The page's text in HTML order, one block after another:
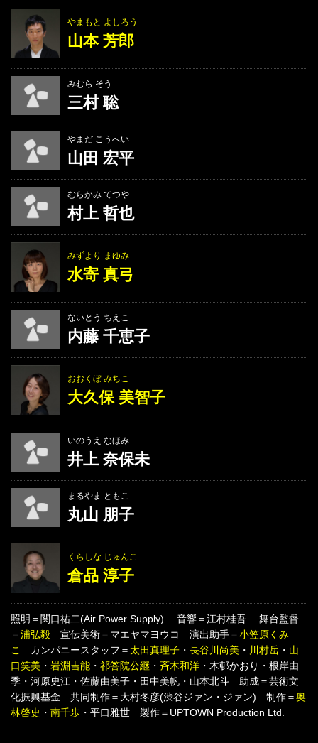
やまもと よしろう
山本 芳郎
みむら そう
三村 聡
やまだ こうへい
山田 宏平
むらかみ てつや
村上 哲也
みずより まゆみ
水寄 真弓
ないとう ちえこ
内藤 千恵子
おおくぼ みちこ
大久保 美智子
いのうえ なほみ
井上 奈保未
まるやま ともこ
丸山 朋子
くらしな じゅんこ
倉品 淳子
照明＝関口祐二(Air Power Supply) 音響＝江村桂吾 舞台監督
＝浦弘毅 宣伝美術＝マエヤマヨウコ 演出助手＝小笠原くみ
こ
カンパニースタッフ＝ 太田真理子 ・ 長谷川尚美 ・ 川村岳 ・ 山
口笑美 ・ 岩淵吉能 ・ 祁答院公継 ・ 斉木和洋 ・木邨かおり・根岸由
季・河原史江・佐藤由美子・田中美帆・山本北斗 助成＝芸術文
化振興基金 共同制作＝大村冬彦(渋谷ジァン・ジァン) 制作＝奥
林啓史 ・ 南千歩 ・平口雅世 製作＝UPTOWN Production Ltd.